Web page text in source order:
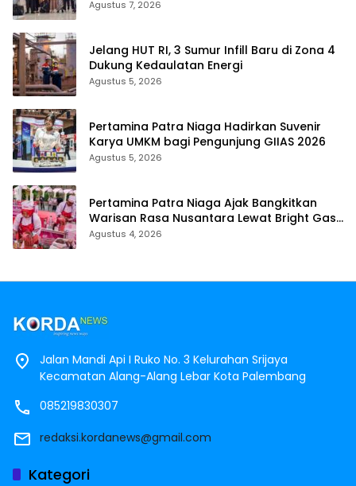
Agustus 7, 2026
Jelang HUT RI, 3 Sumur Infill Baru di Zona 4
Dukung Kedaulatan Energi
Agustus 5, 2026
Pertamina Patra Niaga Hadirkan Suvenir
Karya UMKM bagi Pengunjung GIIAS 2026
Agustus 5, 2026
Pertamina Patra Niaga Ajak Bangkitkan
Warisan Rasa Nusantara Lewat Bright Gas
Cooking Competition 2026
Agustus 4, 2026
Jalan Mandi Api I Ruko No. 3 Kelurahan Srijaya
Kecamatan Alang-Alang Lebar Kota Palembang
085219830307
redaksi.kordanews@gmail.com
Kategori